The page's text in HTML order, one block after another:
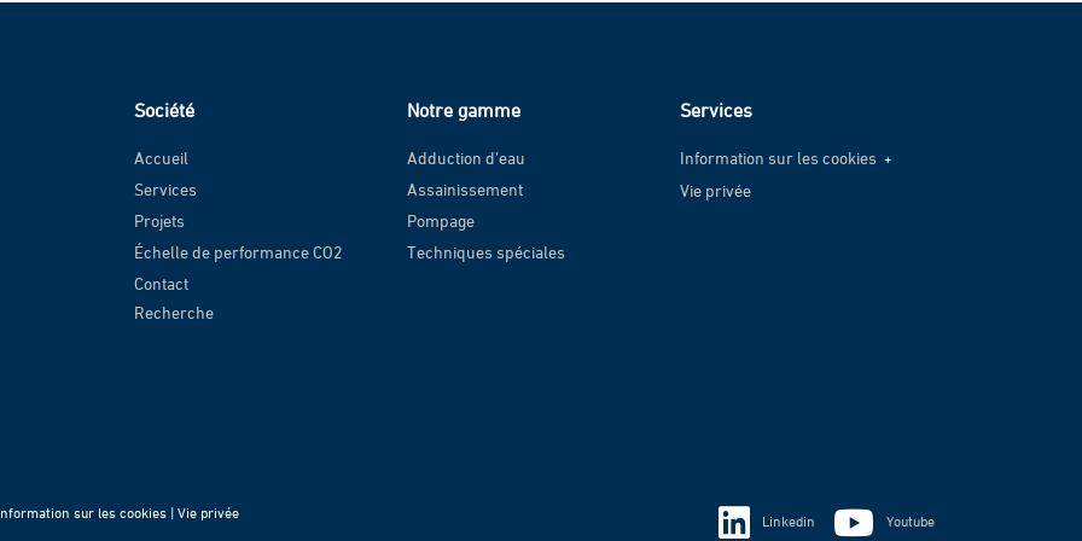
Société
Accueil
Services
Projets
Échelle de performance CO2
Contact
Recherche
Notre gamme
Adduction d’eau
Assainissement
Pompage
Techniques spéciales
Services
Information sur les cookies
Information sur les cookies
Vie privée
sur les cookies | Vie privée
Linkedin Youtube